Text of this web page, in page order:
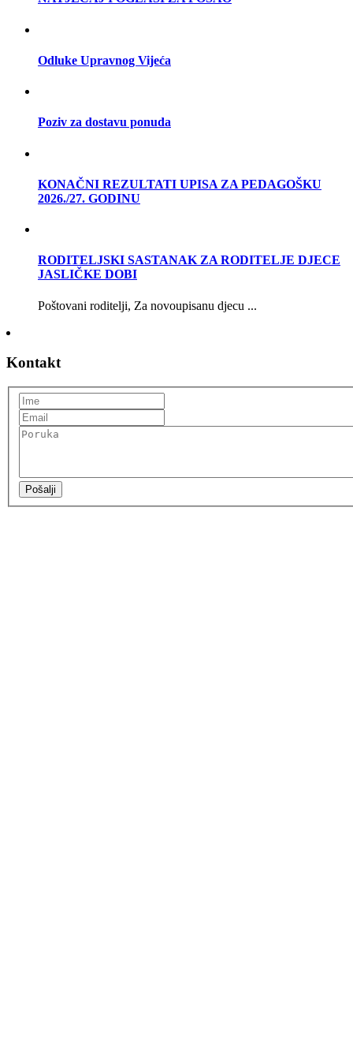
Odluke Upravnog Vijeća
Poziv za dostavu ponuda
KONAČNI REZULTATI UPISA ZA PEDAGOŠKU
2026./27. GODINU
RODITELJSKI SASTANAK ZA RODITELJE DJECE
JASLIČKE DOBI
Poštovani roditelji, Za novoupisanu djecu ...
Kontakt